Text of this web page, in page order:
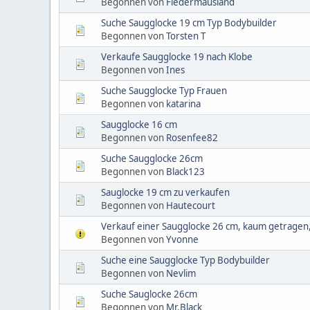
Suche Saugglocke 19 cm Typ Bodybuilder
Begonnen vonTorsten T
Verkaufe Saugglocke 19 nach Klobe
Begonnen vonInes
Suche Saugglocke Typ Frauen
Begonnen von katarina
Saugglocke 16 cm
Begonnen von Rosenfee82
Suche Saugglocke 26cm
Begonnen von Black123
Sauglocke 19 cm zu verkaufen
Begonnen von Hautecourt
Verkauf einer Saugglocke 26 cm, kaum
Begonnen vonYvonne
Suche eine Saugglocke Typ Bodybuilder
Begonnen von Nevlim
Suche Sauglocke 26cm
Begonnen von Mr.Black